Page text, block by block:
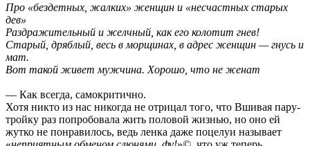
Про «бездетных, жалких» женщин и «несчастных старых
дев»
Раздражительный и желчный, как его колотит гнев!
Старый, дряблый, весь в морщинах, в адрес женщин — гнусь и
мат.
Вот такой живет мужчина. Хорошо, что не женат
— Как всегда, самокритично.
Хотя никто из нас никогда не отрицал того, что Вшивая пару-
тройку раз попробовала жить половой жизнью, но оно ей
жутко не понравилось, ведь ленка даже поцелуи называет